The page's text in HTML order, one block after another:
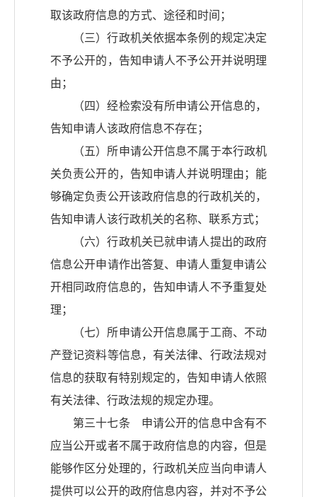
取该政府信息的方式、途径和时间；
（三）行政机关依据本条例的规定决定
不予公开的，告知申请人不予公开并说明理
由；
（四）经检索没有所申请公开信息的，
告知申请人该政府信息不存在；
（五）所申请公开信息不属于本行政机
关负责公开的，告知申请人并说明理由；能
够确定负责公开该政府信息的行政机关的，
告知申请人该行政机关的名称、联系方式；
（六）行政机关已就申请人提出的政府
信息公开申请作出答复、申请人重复申请公
开相同政府信息的，告知申请人不予重复处
理；
（七）所申请公开信息属于工商、不动
产登记资料等信息，有关法律、行政法规对
信息的获取有特别规定的，告知申请人依照
有关法律、行政法规的规定办理。
第三十七条 申请公开的信息中含有不
应当公开或者不属于政府信息的内容，但是
能够作区分处理的，行政机关应当向申请人
提供可以公开的政府信息内容，并对不予公